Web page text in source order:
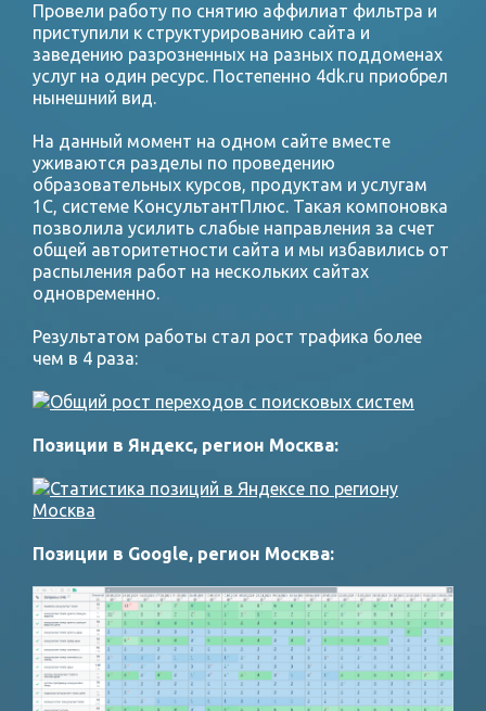
Провели работу по снятию аффилиат фильтра и
приступили к структурированию сайта и
заведению разрозненных на разных поддоменах
услуг на один ресурс. Постепенно 4dk.ru приобрел
нынешний вид.
На данный момент на одном сайте вместе
уживаются разделы по проведению
образовательных курсов, продуктам и услугам
1С, системе КонсультантПлюс. Такая компоновка
позволила усилить слабые направления за счет
общей авторитетности сайта и мы избавились от
распыления работ на нескольких сайтах
одновременно.
Результатом работы стал рост трафика более
чем в 4 раза:
Позиции в Яндекс, регион Москва:
Позиции в Google, регион Москва: